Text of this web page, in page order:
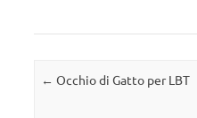
Navigazione articolo
← Occhio di Gatto per LBT